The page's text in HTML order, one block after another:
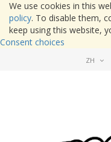
We use cookies in this
policy. To disable them,
keep using this website,
Consent choices
ZH